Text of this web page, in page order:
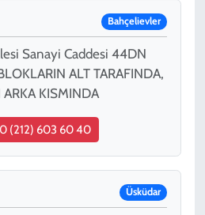
Bahçelievler
Sanayi Caddesi 44DN
ALT TARAFINDA,
ARKA KISMINDA
0 (212) 603 60 40
Üsküdar